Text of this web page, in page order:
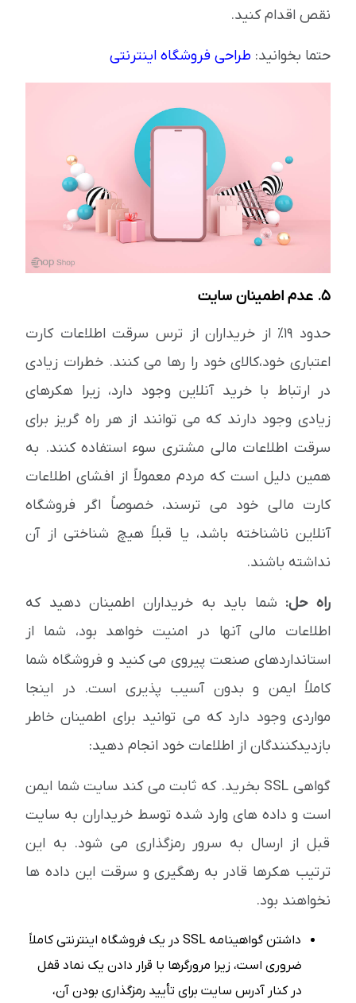
نقص اقدام کنید.
حتما بخوانید: طراحی فروشگاه اینترنتی
5. عدم اطمینان سایت
حدود 19٪ از خریداران از ترس سرقت اطلاعات کارت
اعتباری خود،کالای خود را رها می کنند. خطرات زیادی
در ارتباط با خرید آنلاین وجود دارد، زیرا هکرهای
زیادی وجود دارند که می توانند از هر راه گریز برای
سرقت اطلاعات مالی مشتری سوء استفاده کنند. به
همین دلیل است که مردم معمولاً از افشای اطلاعات
کارت مالی خود می ترسند، خصوصاً اگر فروشگاه
آنلاین ناشناخته باشد، یا قبلاً هیچ شناختی از آن
نداشته باشند.
راه حل: شما باید به خریداران اطمینان دهید که
اطلاعات مالی آنها در امنیت خواهد بود، شما از
استانداردهای صنعت پیروی می کنید و فروشگاه شما
کاملاً ایمن و بدون آسیب پذیری است. در اینجا
مواردی وجود دارد که می توانید برای اطمینان خاطر
بازدیدکنندگان از اطلاعات خود انجام دهید:
گواهی SSL بخرید. که ثابت می کند سایت شما ایمن
است و داده های وارد شده توسط خریداران به سایت
قبل از ارسال به سرور رمزگذاری می شود. به این
ترتیب هکرها قادر به رهگیری و سرقت این داده ها
نخواهند بود.
داشتن گواهینامه SSL در یک فروشگاه اینترنتی کاملاً
ضروری است، زیرا مرورگرها با قرار دادن یک نماد قفل
در کنار آدرس سایت برای تأیید رمزگذاری بودن آن،